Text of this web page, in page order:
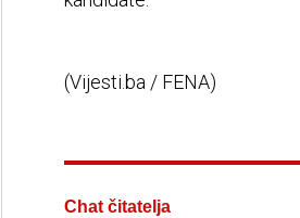
(Vijesti.ba / FENA)
Chat čitatelja